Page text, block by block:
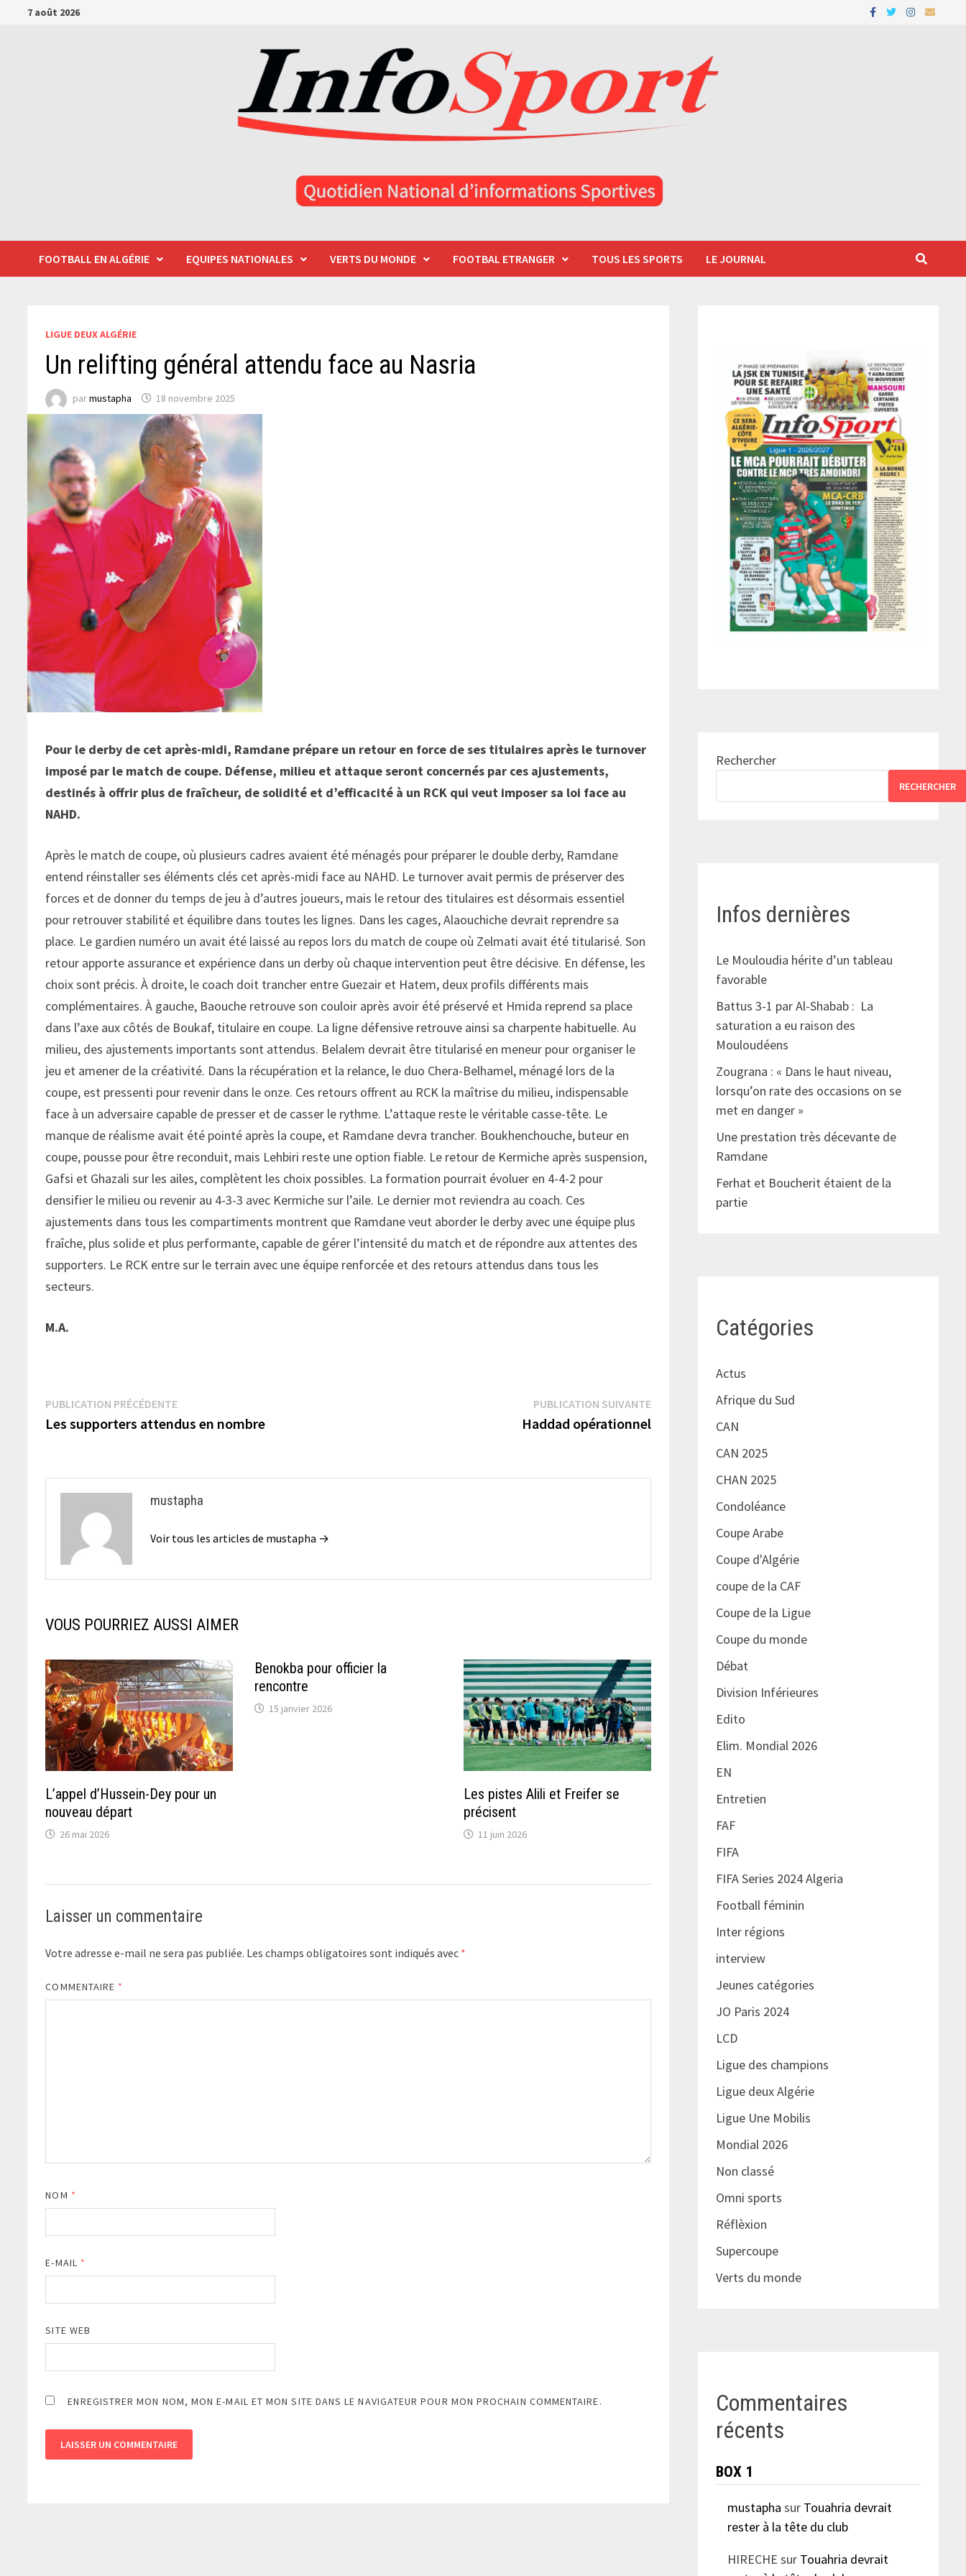
Passer7 août 2026
FOOTBALL EN ALGÉRIE EQUIPES NATIONALES VERTS DU MONDE FOOTBAL ETRANGER TOUS LES SPORTS LE JOURNAL
LIGUE DEUX ALGÉRIE
Un relifting général attendu face au Nasria
parmustapha 18 novembre 2025
Pour le derby de cet après-midi, Ramdane prépare un retour en force de ses titulaires après le turnover
imposé par le match de coupe. Défense, milieu et attaque seront concernés par ces ajustements,
destinés à offrir plus de fraîcheur, de solidité et d’efficacité à un RCK qui veut imposer sa loi face au
NAHD.
Après le match de coupe, où plusieurs cadres avaient été ménagés pour préparer le double derby, Ramdane
entend réinstaller ses éléments clés cet après-midi face au NAHD. Le turnover avait permis de préserver des
forces et de donner du temps de jeu à d’autres joueurs, mais le retour des titulaires est désormais essentiel
pour retrouver stabilité et équilibre dans toutes les lignes. Dans les cages, Alaouchiche devrait reprendre sa
place. Le gardien numéro un avait été laissé au repos lors du match de coupe où Zelmati avait été titularisé. Son
retour apporte assurance et expérience dans un derby où chaque intervention peut être décisive. En défense, les
choix sont précis. À droite, le coach doit trancher entre Guezair et Hatem, deux profils différents mais
complémentaires. À gauche, Baouche retrouve son couloir après avoir été préservé et Hmida reprend sa place
dans l’axe aux côtés de Boukaf, titulaire en coupe. La ligne défensive retrouve ainsi sa charpente habituelle. Au
milieu, des ajustements importants sont attendus. Belalem devrait être titularisé en meneur pour organiser le
jeu et amener de la créativité. Dans la récupération et la relance, le duo Chera-Belhamel, ménagé lors de la
coupe, est pressenti pour revenir dans le onze. Ces retours offrent au RCK la maîtrise du milieu, indispensable
face à un adversaire capable de presser et de casser le rythme. L’attaque reste le véritable casse-tête. Le
manque de réalisme avait été pointé après la coupe, et Ramdane devra trancher. Boukhenchouche, buteur en
coupe, pousse pour être reconduit, mais Lehbiri reste une option fiable. Le retour de Kermiche après suspension,
Gafsi et Ghazali sur les ailes, complètent les choix possibles. La formation pourrait évoluer en 4-4-2 pour
densifier le milieu ou revenir au 4-3-3 avec Kermiche sur l’aile. Le dernier mot reviendra au coach. Ces
ajustements dans tous les compartiments montrent que Ramdane veut aborder le derby avec une équipe plus
fraîche, plus solide et plus performante, capable de gérer l’intensité du match et de répondre aux attentes des
supporters. Le RCK entre sur le terrain avec une équipe renforcée et des retours attendus dans tous les
secteurs.
M.A.
Navigation
de
PUBLICATION PRÉCÉDENTEPublication
précédente :
Les supporters attendus en nombre
PUBLICATION SUIVANTEPublication
suivante :
Haddad opérationnel
mustapha
Voir tous les articles de mustapha →
VOUS POURRIEZ AUSSI AIMER
L’appel d’Hussein-Dey pour un
nouveau départ
26 mai 2026
Benokba pour officier la
rencontre
15 janvier 2026
Les pistes Alili et Freifer se
précisent
11 juin 2026
Laisser un commentaire
Votre adresse e-mail ne sera pas publiée. Les champs obligatoires sont indiqués avec *
COMMENTAIRE *
NOM *
E-MAIL *
SITE WEB
ENREGISTRER MON NOM, MON E-MAIL ET MON SITE DANS LE NAVIGATEUR POUR MON PROCHAIN COMMENTAIRE.
Rechercher
RECHERCHER
Infos dernières
Le Mouloudia hérite d’un tableau
favorable
Battus 3-1 par Al-Shabab : La
saturation a eu raison des
Mouloudéens
Zougrana : « Dans le haut niveau,
lorsqu’on rate des occasions on se
met en danger »
Une prestation très décevante de
Ramdane
Ferhat et Boucherit étaient de la
partie
Catégories
Actus
Afrique du Sud
CAN
CAN 2025
CHAN 2025
Condoléance
Coupe Arabe
Coupe d'Algérie
coupe de la CAF
Coupe de la Ligue
Coupe du monde
Débat
Division Inférieures
Edito
Elim. Mondial 2026
EN
Entretien
FAF
FIFA
FIFA Series 2024 Algeria
Football féminin
Inter régions
interview
Jeunes catégories
JO Paris 2024
LCD
Ligue des champions
Ligue deux Algérie
Ligue Une Mobilis
Mondial 2026
Non classé
Omni sports
Réflèxion
Supercoupe
Verts du monde
Commentaires
récents
BOX 1
mustapha sur Touahria devrait
rester à la tête du club
HIRECHE sur Touahria devrait